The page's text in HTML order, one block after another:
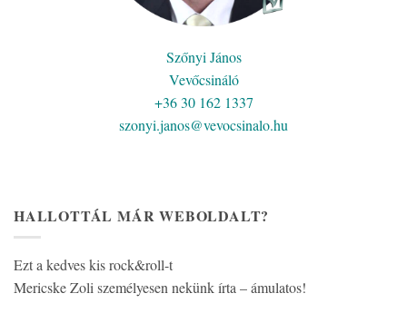
Szőnyi János
Vevőcsináló
+36 30 162 1337
szonyi.janos@vevocsinalo.hu
HALLOTTÁL MÁR WEBOLDALT?
Ezt a kedves kis rock&roll-t
Mericske Zoli személyesen nekünk írta – ámulatos!